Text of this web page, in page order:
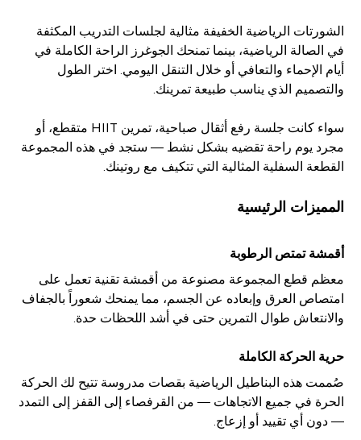
الشورتات الرياضية الخفيفة مثالية لجلسات التدريب المكثفة
في الصالة الرياضية، بينما تمنحك الجوغرز الراحة الكاملة في
أيام الإحماء والتعافي أو خلال التنقل اليومي. اختر الطول
والتصميم الذي يناسب طبيعة تمرينك.
سواء كانت جلسة رفع أثقال صباحية، تمرين HIIT متقطع، أو
مجرد يوم راحة تقضيه بشكل نشط — ستجد في هذه المجموعة
القطعة السفلية المثالية التي تتكيف مع روتينك.
المميزات الرئيسية
أقمشة تمتص الرطوبة
معظم قطع المجموعة مصنوعة من أقمشة تقنية تعمل على
امتصاص العرق وإبعاده عن الجسم، مما يمنحك شعوراً بالجفاف
والانتعاش طوال التمرين حتى في أشد اللحظات حدة.
حرية الحركة الكاملة
صُممت هذه البناطيل الرياضية بقصات مدروسة تتيح لك الحركة
الحرة في جميع الاتجاهات — من القرفصاء إلى القفز إلى التمدد
— دون أي تقييد أو إزعاج.